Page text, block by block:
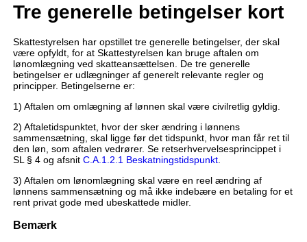
Tre generelle betingelser kort
Skattestyrelsen har opstillet tre generelle betingelser, der skal
være opfyldt, for at Skattestyrelsen kan bruge aftalen om
lønomlægning ved skatteansættelsen. De tre generelle
betingelser er udlægninger af generelt relevante regler og
principper. Betingelserne er:
1) Aftalen om omlægning af lønnen skal være civilretlig gyldig.
2) Aftaletidspunktet, hvor der sker ændring i lønnens
sammensætning, skal ligge før det tidspunkt, hvor man får ret til
den løn, som aftalen vedrører. Se retserhvervelsesprincippet i
SL § 4 og afsnit C.A.1.2.1 Beskatningstidspunkt.
3) Aftalen om lønomlægning skal være en reel ændring af
lønnens sammensætning og må ikke indebære en betaling for et
rent privat gode med ubeskattede midler.
Bemærk